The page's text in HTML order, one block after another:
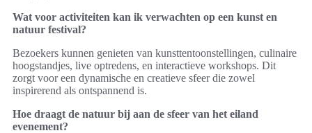
Wat voor activiteiten kan ik verwachten op een kunst en
natuur festival?
Bezoekers kunnen genieten van kunsttentoonstellingen, culinaire
hoogstandjes, live optredens, en interactieve workshops. Dit
zorgt voor een dynamische en creatieve sfeer die zowel
inspirerend als ontspannend is.
Hoe draagt de natuur bij aan de sfeer van het eiland
evenement?